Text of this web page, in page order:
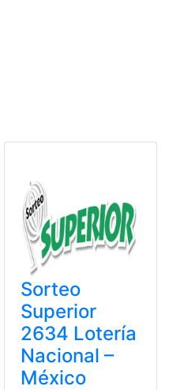
Sorteo
Superior
2634 Lotería
Nacional –
México